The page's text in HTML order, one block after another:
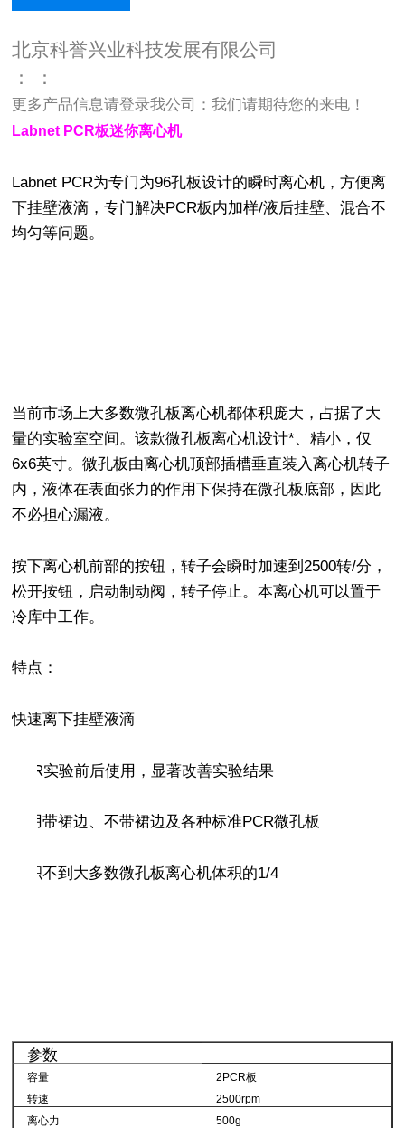
北京科誉兴业科技发展有限公司
：
：
更多产品信息请登录我公司：我们请期待您的来电！
Labnet PCR板迷你离心机
Labnet PCR为专门为96孔板设计的瞬时离心机，方便离
下挂壁液滴，专门解决PCR板内加样/液后挂壁、混合不
均匀等问题。
当前市场上大多数微孔板离心机都体积庞大，占据了大
量的实验室空间。该款微孔板离心机设计*、精小，仅
6x6英寸。微孔板由离心机顶部插槽垂直装入离心机转子
内，液体在表面张力的作用下保持在微孔板底部，因此
不必担心漏液。
按下离心机前部的按钮，转子会瞬时加速到 2500转/分，
松开按钮，启动制动阀，转子停止。本离心机可以置于
冷库中工作。
特点：
快速离下挂壁液滴
PCR实验前后使用，显著改善实验结果
适用带裙边、不带裙边及各种标准PCR微孔板
体积不到大多数微孔板离心机体积的1/4
参数
容量 2PCR板
转速
2500rpm
离心力
500g